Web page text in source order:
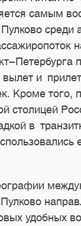
самым
среди
Петербурга
и прилет
Кроме того,
столицей
в
удобных